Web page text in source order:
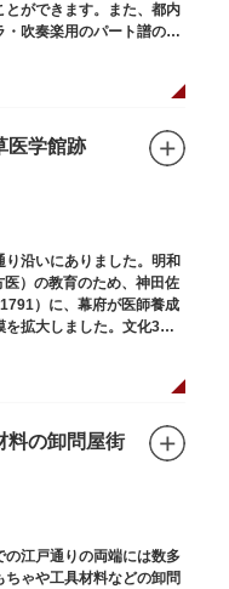
ができます。また、都内
吹奏楽用のパート譜の館
医学館跡
沿いにありました。明和
）の教育のため、神田佐
）に、幕府が医師養成
拡大しました。文化3年
柳原一丁目に移転、再建
に至る日本の医学振興に貢
に関する案内板や説明版
料の卸問屋街
江戸通りの両端には数多
ちゃや工具材料などの卸問